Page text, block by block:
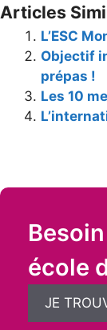
Articles
L’ESC
Objectif
prépas !
Les 10
école
JE